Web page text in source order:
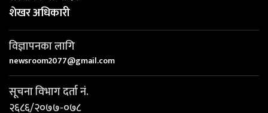
शेखर अधिकारी
विज्ञापनका लागि
newsroom2077@gmail.com
सूचना विभाग दर्ता नं.
२६८६/२०७७-०७८